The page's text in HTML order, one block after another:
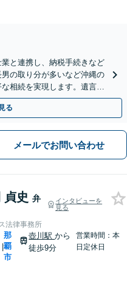
と連携し、納税手続きなど
の取り分が多いなど沖縄の
相続を実現します。遺言書
島へ出張も対応】
る
メールでお問い合わせ
貞史 弁
インタビューを
見る
法律事務所
|
那
覇
市
壺川駅から
徒歩9分
営業時間：本
日定休日